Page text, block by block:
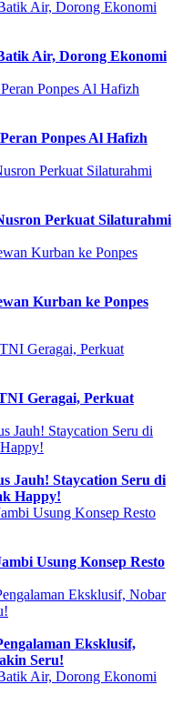
Air, Dorong Ekonomi
Ponpes Al Hafizh
Perkuat Silaturahmi
Kurban ke Ponpes
Geragai, Perkuat
Jauh! Staycation Seru di
Happy!
Usung Konsep Resto
Eksklusif,
Seru!